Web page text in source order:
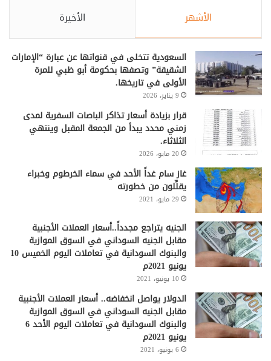
الأشهر الأخيرة
السعودية تتخلى في قنواتها عن عبارة “الإمارات
الشقيقة” وتصفها بحكومة أبو ظبي للمرة
الأولى في تاريخها.
9 يناير، 2026
قرار بزيادة أسعار تذاكر الباصات السفرية لمدى
زمني محدد يبدأ من الجمعة المقبل وينتهي
الثلاثاء.
20 مايو، 2026
غاز سام غداً الأحد في سماء الخرطوم وخبراء
يقلِّلون من خطورته
29 مايو، 2021
الجنيه يتراجع مجدداً..أسعار العملات الأجنبية
مقابل الجنيه السوداني في السوق الموازية
والبنوك السودانية في تعاملات اليوم الخميس 10
يونيو 2021م
10 يونيو، 2021
الدولار يواصل انخفاضه.. أسعار العملات الأجنبية
مقابل الجنيه السوداني في السوق الموازية
والبنوك السودانية في تعاملات اليوم الأحد 6
يونيو 2021م
6 يونيو، 2021